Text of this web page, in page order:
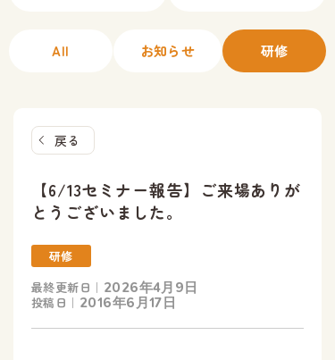
All お知らせ 研修
戻る
【6/13セミナー報告】ご来場ありが
とうございました。
研修
投稿日｜ 2016年6月17日
最終更新日｜ 2026年4月9日